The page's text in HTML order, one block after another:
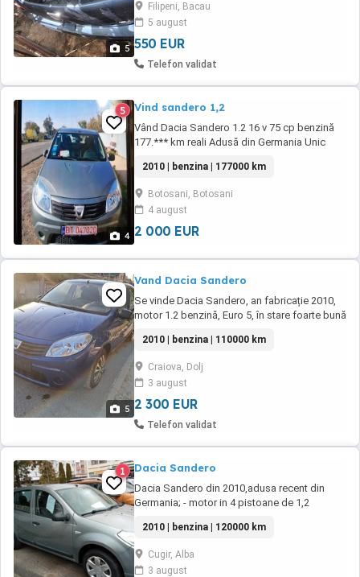
5
Filipeni, Bacau
5 august
550 EUR
Telefon validat
4
5 Vind sandero 1,2
Vând Dacia Sandero 1.2 16 v 75 cp benzină
177.*** km reali Adusă din Germania Unic
conform vârstei Dotări: Geamuri electrice
Oglinzi manuale A.C( necesita freon) Servo
direcție Închidere centralizata ABS 2chei
Dezaburire luneta CD player original ...
2010 | benzina | 177000 km
Botosani, Botosani
4 august
2 000 EUR
5
Vand Dacia Sandero
Se vinde Dacia Sandero, an fabricație 2010,
motor 1.2 benzină, Euro 5, în stare foarte bună
electrice față Închidere centralizată Două chei
Airbag-uri Radio CD Cârlig de remorcare
Anvelope în stare bună Detalii: 110.000 km
Import Austria Neînmatriculată ...
2010 | benzina | 110000 km
Craiova, Dolj
3 august
2 300 EUR
Telefon validat
1 Dacia Sandero
Dacia Sandero din 2010,adusa recent din
Germania; - motor in 4 pistoane de 1,2
chei; - volan reglabil; - Aer Conditionat; etc Pt
alte informatii sunati va rog la telefon
2010 | benzina | 120000 km
Cugir, Alba
3 august